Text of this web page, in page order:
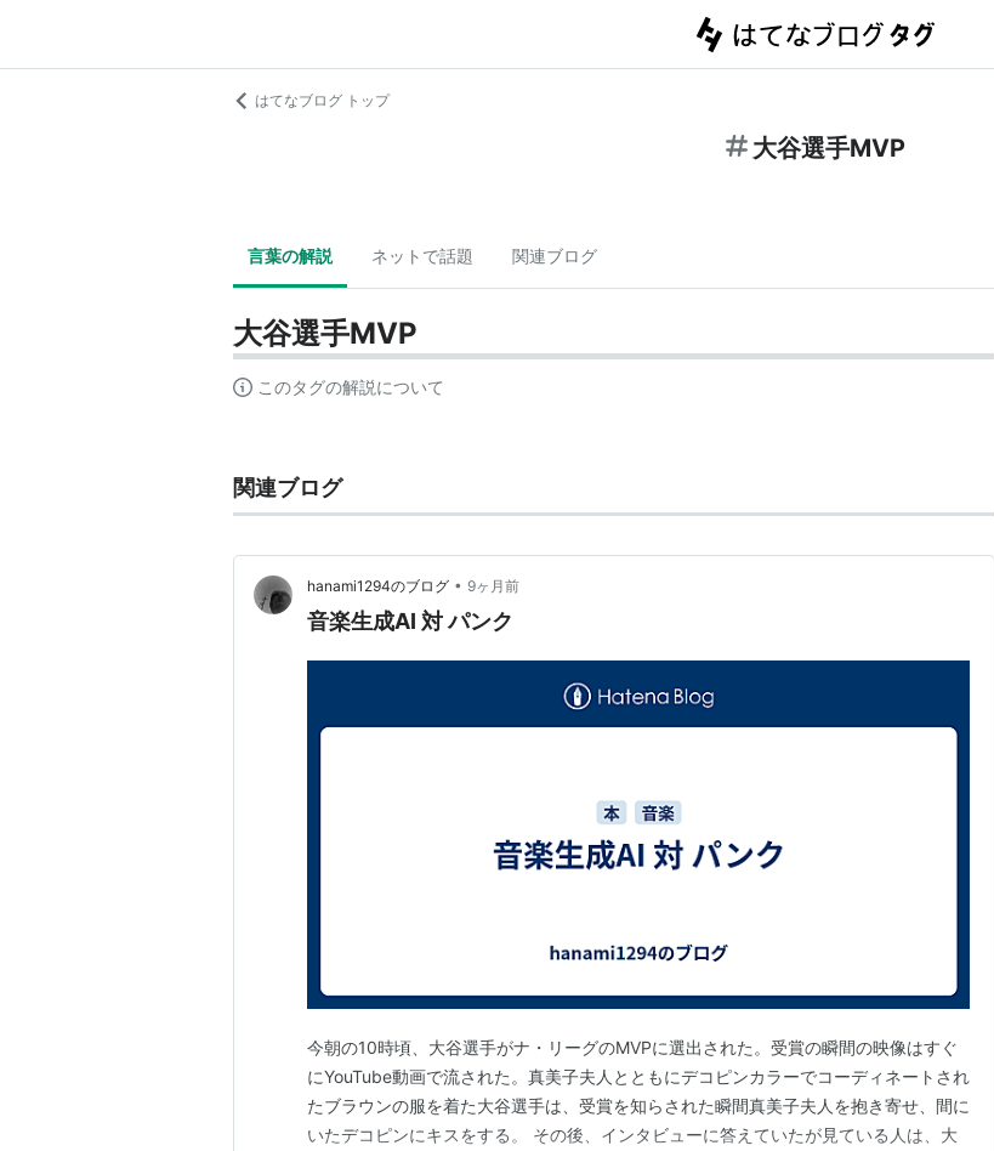
はてなブログ トップ
大谷選手MVP
言葉の解説 ネットで話題 関連ブログ
大谷選手MVP
このタグの解説について
関連ブログ
hanami1294のブログ • 9ヶ月前
音楽生成AI 対 パンク
今朝の10時頃、大谷選手がナ・リーグのMVPに選出された。受賞の瞬間の映像はすぐ
にYouTube動画で流された。真美子夫人とともにデコピンカラーでコーディネートされ
たブラウンの服を着た大谷選手は、受賞を知らされた瞬間真美子夫人を抱き寄せ、間に
いたデコピンにキスをする。 その後、インタビューに答えていたが見ている人は、大